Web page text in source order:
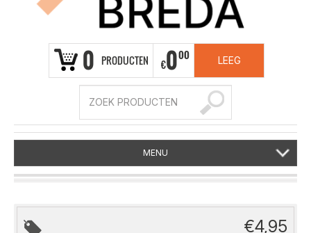
0 PRODUCTEN €000 LEEG
MENU
€4,95